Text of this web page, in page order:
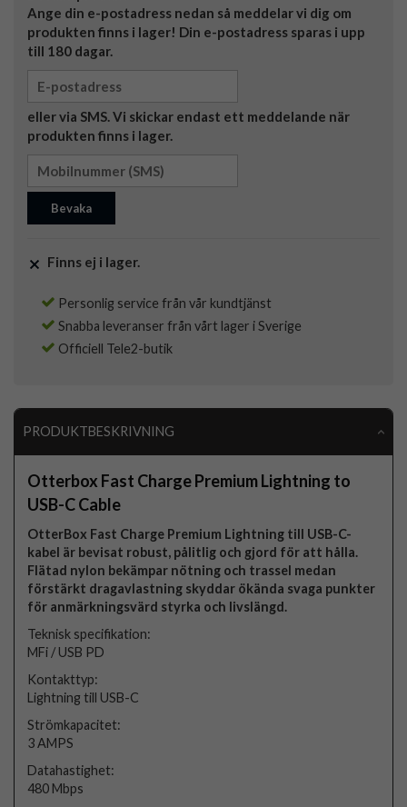
Ange din e-postadress nedan så meddelar vi dig om
produkten finns i lager! Din e-postadress sparas i upp
till 180 dagar.
eller via SMS. Vi skickar endast ett meddelande när
produkten finns i lager.
Bevaka
Finns ej i lager.
Personlig service från vår kundtjänst
Snabba leveranser från vårt lager i Sverige
Officiell Tele2-butik
PRODUKTBESKRIVNING
Otterbox Fast Charge Premium Lightning to
USB-C Cable
OtterBox Fast Charge Premium Lightning till USB-C-
kabel är bevisat robust, pålitlig och gjord för att hålla.
Flätad nylon bekämpar nötning och trassel medan
förstärkt dragavlastning skyddar ökända svaga punkter
för anmärkningsvärd styrka och livslängd.
Teknisk specifikation:
MFi / USB PD
Kontakttyp:
Lightning till USB-C
Strömkapacitet:
3 AMPS
Datahastighet:
480 Mbps